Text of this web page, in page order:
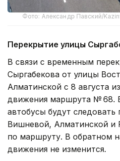
Фото: Александр Павский/
Перекрытие улицы
В связи с временным
Сыргабекова от улицы
Алматинской с 8 августа
движения маршрута № 68.
автобусы будут
Вишневой, Алматинской и
по маршруту. В обратном
движения не изменится.